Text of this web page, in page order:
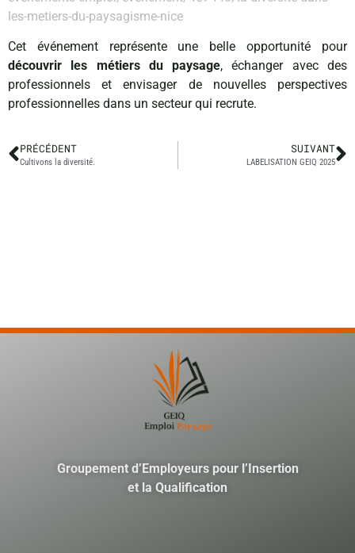
les-metiers-du-paysagisme-nice
Cet événement représente une belle opportunité pour
découvrir les métiers du paysage, échanger avec des
professionnels et envisager de nouvelles perspectives
professionnelles dans un secteur qui recrute.
PRÉCÉDENT
Cultivons la diversité.
SUIVANT
LABELISATION GEIQ 2025
Groupement d’Employeurs pour l’Insertion
et la Qualification